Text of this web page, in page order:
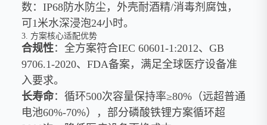
数：IP68防水防尘，外壳耐酒精/消毒剂腐蚀，
可1米水深浸泡24小时。
3. 方案核心适配优势
合规性：全方案符合IEC 60601-1:2012、GB
9706.1-2020、FDA备案，满足全球医疗设备准
入要求。
长寿命：循环500次容量保持率≥80%（远超普通
电池60%-70%），部分磷酸铁锂方案循环超